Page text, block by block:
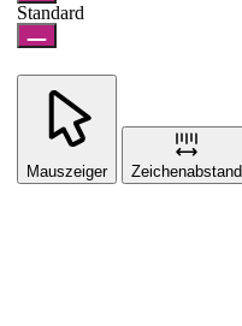
Standard
Mauszeiger Zeichenabstand